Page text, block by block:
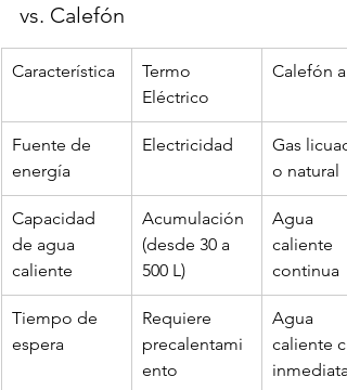
vs. Calefón
Característica
Termo
Eléctrico
Calefón a
Fuente de
energía
Electricidad
Gas
o natural
Capacidad
de agua
caliente
Acumulación
(desde 30 a
500 L)
Agua
caliente
continua
Tiempo de
espera
Requiere
precalentami
ento
Agua
caliente
inmediata